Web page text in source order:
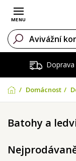
Otevřít menu
MENU
Domácnost
Batohy a